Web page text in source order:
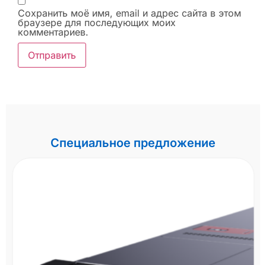
Сохранить моё имя, email и адрес сайта в этом
браузере для последующих моих
комментариев.
Специальное предложение